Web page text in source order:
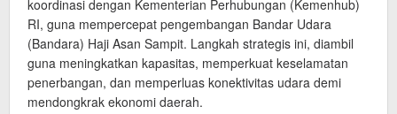
koordinasi dengan Kementerian Perhubungan (Kemenhub)
RI, guna mempercepat pengembangan Bandar Udara
(Bandara) Haji Asan Sampit. Langkah strategis ini, diambil
guna meningkatkan kapasitas, memperkuat keselamatan
penerbangan, dan memperluas konektivitas udara demi
mendongkrak ekonomi daerah.